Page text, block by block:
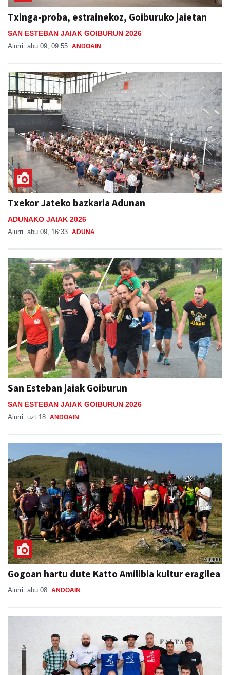
Txinga-proba, estrainekoz, Goiburuko jaietan
SAN ESTEBAN JAIAK GOIBURUN 2026
Aiurri abu 09, 09:55 ANDOAIN
Txekor Jateko bazkaria Adunan
ADUNAKO JAIAK 2026
Aiurri abu 09, 16:33 ADUNA
San Esteban jaiak Goiburun
SAN ESTEBAN JAIAK GOIBURUN 2026
Aiurri uzt 18 ANDOAIN
Gogoan hartu dute Katto Amilibia kultur eragilea
Aiurri abu 08 ANDOAIN